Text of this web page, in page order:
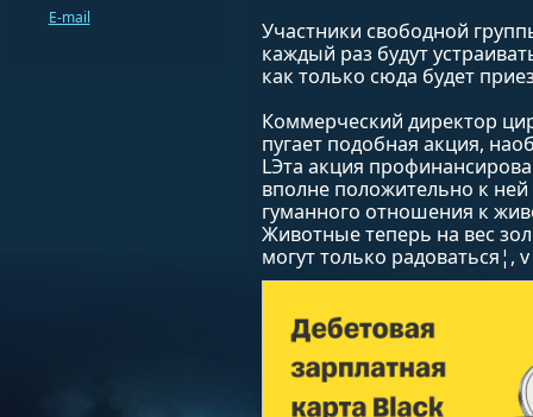
Участники свободной
каждый раз будут
как только сюда будет
Коммерческий директор
пугает подобная акция,
LЭта акция
вполне положительно к
гуманного отношения к
Животные теперь на вес
могут только радоваться¦,
E-mail